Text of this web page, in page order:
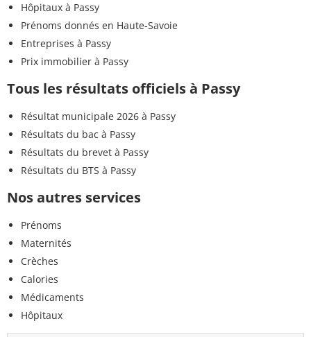
Hôpitaux à Passy
Prénoms donnés en Haute-Savoie
Entreprises à Passy
Prix immobilier à Passy
Tous les résultats officiels à Passy
Résultat municipale 2026 à Passy
Résultats du bac à Passy
Résultats du brevet à Passy
Résultats du BTS à Passy
Nos autres services
Prénoms
Maternités
Crèches
Calories
Médicaments
Hôpitaux